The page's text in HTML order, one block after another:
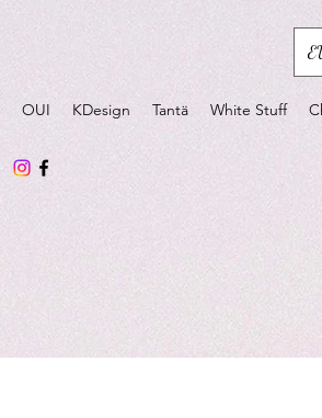
OUI KDesign Tantä White Stuff